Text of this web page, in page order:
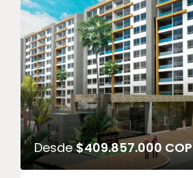
Desde$409.857.000 COP